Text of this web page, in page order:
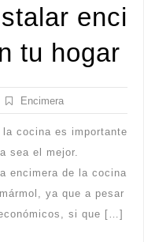
enci
tu hogar
Encimera
cocina es importante
sea el mejor.
encimera de la cocina
ya que a pesar
si que […]